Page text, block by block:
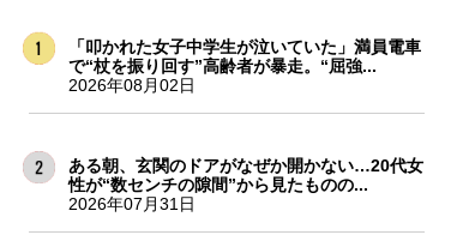
「叩かれた女子中学生が泣いていた」満員電車
で“杖を振り回す”高齢者が暴走。“屈強...
2026年08月02日
ある朝、玄関のドアがなぜか開かない…20代女
性が“数センチの隙間”から見たものの...
2026年07月31日